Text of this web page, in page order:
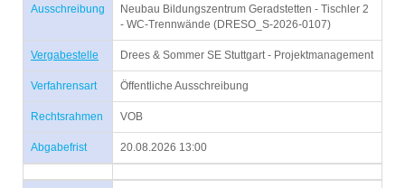
Ausschreibung
Neubau Bildungszentrum Geradstetten - Tischler 2
- WC-Trennwände (DRESO_S-2026-0107)
Vergabestelle Drees & Sommer SE Stuttgart - Projektmanagement
Verfahrensart Öffentliche Ausschreibung
Rechtsrahmen VOB
Abgabefrist 20.08.2026 13:00